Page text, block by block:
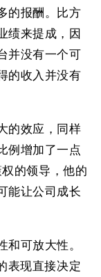
的报酬。比方
绩来提成，因
并没有一个可
的收入并没有
的效应，同样
例增加了一点
的领导，他的
能让公司成长
可放大性。
表现直接决定